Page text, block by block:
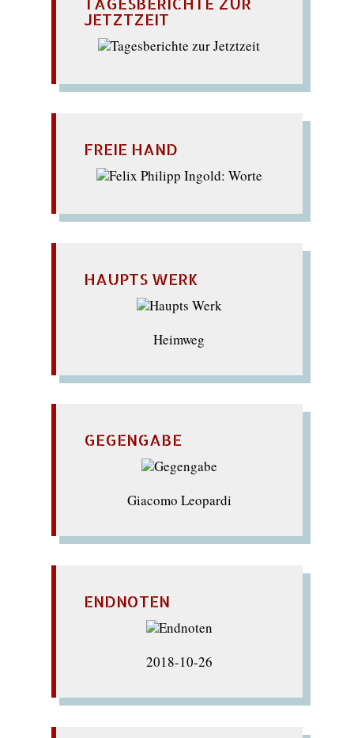
JETZTZEIT
FREIE HAND
HAUPTS WERK
Heimweg
GEGENGABE
Giacomo Leopardi
ENDNOTEN
2018-10-26